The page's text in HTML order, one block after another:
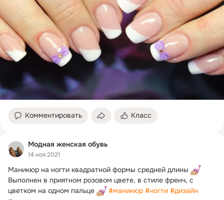
Комментировать Класс
Модная женская обувь
14 ноя 2021
Маникюр на ногти квадратной формы средней длины
Выполнен в приятном розовом цвете, в стиле френч, с
цветком на одном пальце
#маникюр #ногти #дизайн